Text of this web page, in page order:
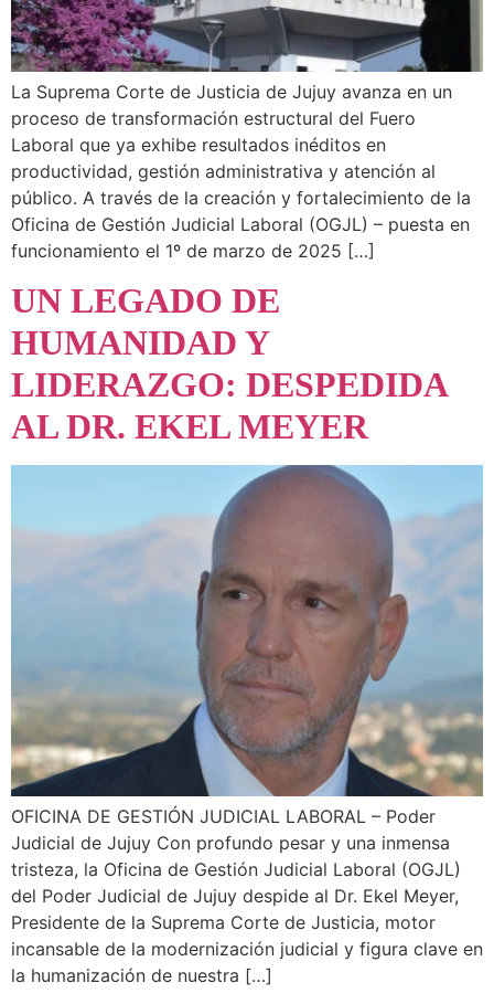
La Suprema Corte de Justicia de Jujuy avanza en un
proceso de transformación estructural del Fuero
Laboral que ya exhibe resultados inéditos en
productividad, gestión administrativa y atención al
público. A través de la creación y fortalecimiento de la
Oficina de Gestión Judicial Laboral (OGJL) – puesta en
funcionamiento el 1º de marzo de 2025 […]
UN LEGADO DE
HUMANIDAD Y
LIDERAZGO: DESPEDIDA
AL DR. EKEL MEYER
OFICINA DE GESTIÓN JUDICIAL LABORAL – Poder
Judicial de Jujuy Con profundo pesar y una inmensa
tristeza, la Oficina de Gestión Judicial Laboral (OGJL)
del Poder Judicial de Jujuy despide al Dr. Ekel Meyer,
Presidente de la Suprema Corte de Justicia, motor
incansable de la modernización judicial y figura clave en
la humanización de nuestra […]